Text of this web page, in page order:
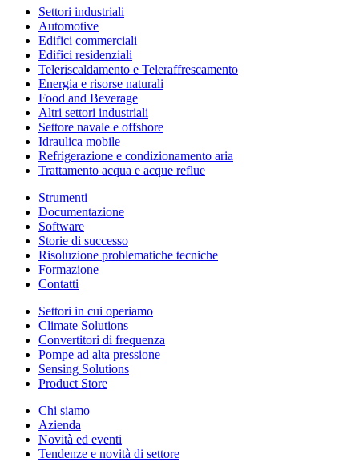
Settori industriali
Automotive
Edifici commerciali
Edifici residenziali
Teleriscaldamento e Teleraffrescamento
Energia e risorse naturali
Food and Beverage
Altri settori industriali
Settore navale e offshore
Idraulica mobile
Refrigerazione e condizionamento aria
Trattamento acqua e acque reflue
Strumenti
Documentazione
Software
Storie di successo
Risoluzione problematiche tecniche
Formazione
Contatti
Settori in cui operiamo
Climate Solutions
Convertitori di frequenza
Pompe ad alta pressione
Sensing Solutions
Product Store
Chi siamo
Azienda
Novità ed eventi
Tendenze e novità di settore